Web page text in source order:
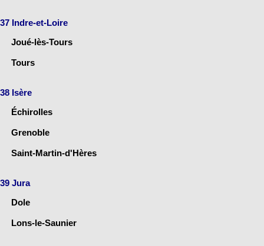
37 Indre-et-Loire
Joué-lès-Tours
Tours
38 Isère
Échirolles
Grenoble
Saint-Martin-d'Hères
39 Jura
Dole
Lons-le-Saunier